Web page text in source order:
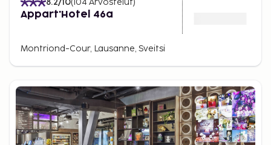
8.2/10( 104 Arvostelut)
Appart'Hotel 46a
Montriond-Cour, Lausanne, Sveitsi